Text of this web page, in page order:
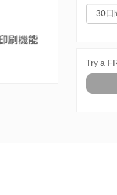
Try a